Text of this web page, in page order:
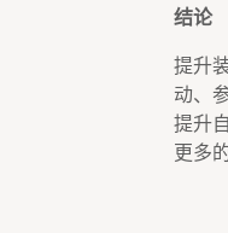
结论
提升
动、
提升
更多